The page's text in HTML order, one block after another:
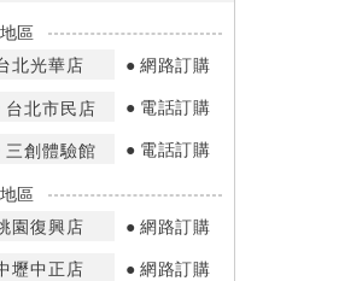
區
北光華店
網路訂購
台北市民店
電話訂購
三創體驗館
電話訂購
區
園復興店
網路訂購
壢中正店
網路訂購